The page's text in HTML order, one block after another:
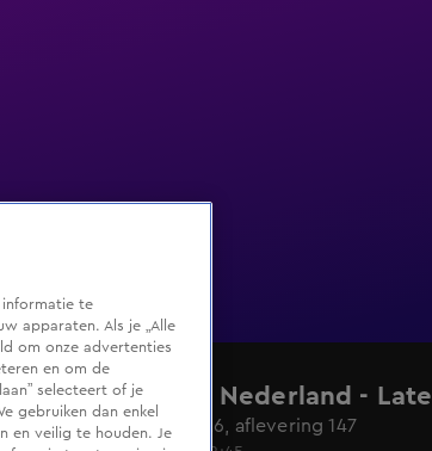
Hart van Nederland -
Seizoen 2026, aflevering 147
informatie te
apparaten. Als je „Alle
om onze advertenties
en om de
selecteert of je
gebruiken dan enkel
en veilig te houden. Je